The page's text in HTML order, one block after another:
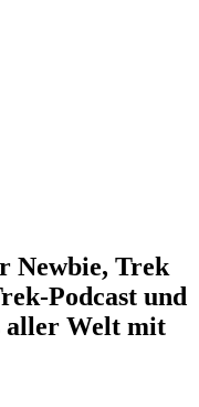
Newbie, Trek
Podcast und
aller Welt mit